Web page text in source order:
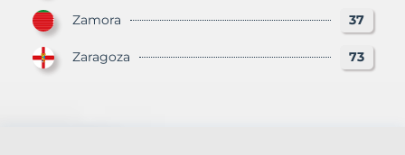
Zamora 37
Zaragoza 73